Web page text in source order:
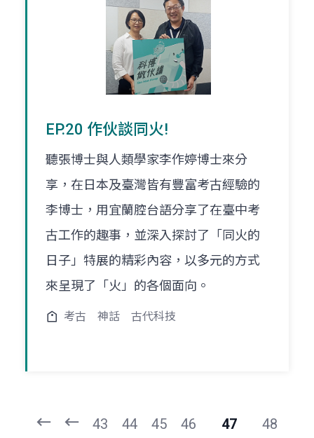
EP.20 作伙談同火!
聽張博士與人類學家李作婷博士來分
享，在日本及臺灣皆有豐富考古經驗的
李博士，用宜蘭腔台語分享了在臺中考
古工作的趣事，並深入探討了「同火的
日子」特展的精彩內容，以多元的方式
來呈現了「火」的各個面向。
考古 神話 古代科技
43 44 45 46 47 48